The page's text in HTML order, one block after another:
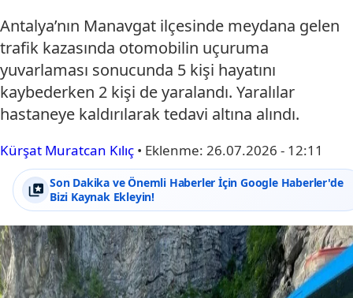
Antalya’nın Manavgat ilçesinde meydana gelen
trafik kazasında otomobilin uçuruma
yuvarlaması sonucunda 5 kişi hayatını
kaybederken 2 kişi de yaralandı. Yaralılar
hastaneye kaldırılarak tedavi altına alındı.
Kürşat Muratcan Kılıç • Eklenme: 26.07.2026 - 12:11
Son Dakika ve Önemli Haberler İçin Google Haberler'de
Bizi Kaynak Ekleyin!